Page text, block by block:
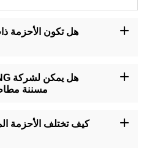
هل تكون الأحزمة
مع بناء سلس ومواد
مسننة
للاستهلاك الغذائي)، وملفات
بالصناعة،
كيف تختلف الأحزمة